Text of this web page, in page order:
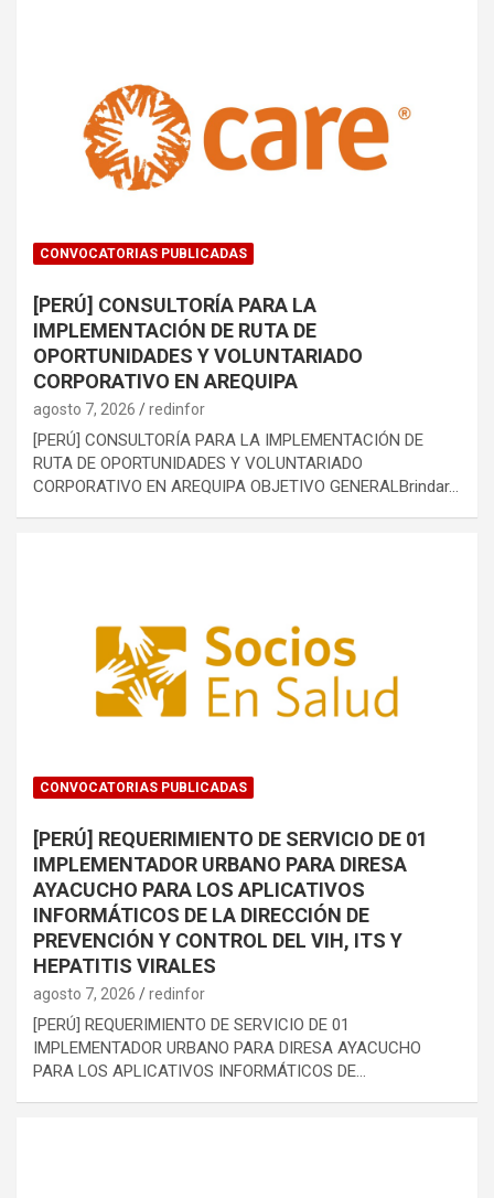
CONVOCATORIAS PUBLICADAS
[PERÚ] CONSULTORÍA PARA LA
IMPLEMENTACIÓN DE RUTA DE
OPORTUNIDADES Y VOLUNTARIADO
CORPORATIVO EN AREQUIPA
agosto 7, 2026 redinfor
[PERÚ] CONSULTORÍA PARA LA IMPLEMENTACIÓN DE
RUTA DE OPORTUNIDADES Y VOLUNTARIADO
CORPORATIVO EN AREQUIPA OBJETIVO GENERALBrindar…
CONVOCATORIAS PUBLICADAS
[PERÚ] REQUERIMIENTO DE SERVICIO DE 01
IMPLEMENTADOR URBANO PARA DIRESA
AYACUCHO PARA LOS APLICATIVOS
INFORMÁTICOS DE LA DIRECCIÓN DE
PREVENCIÓN Y CONTROL DEL VIH, ITS Y
HEPATITIS VIRALES
agosto 7, 2026 redinfor
[PERÚ] REQUERIMIENTO DE SERVICIO DE 01
IMPLEMENTADOR URBANO PARA DIRESA AYACUCHO
PARA LOS APLICATIVOS INFORMÁTICOS DE…